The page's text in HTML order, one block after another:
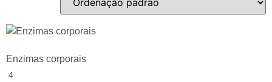
Enzimas corporais
4